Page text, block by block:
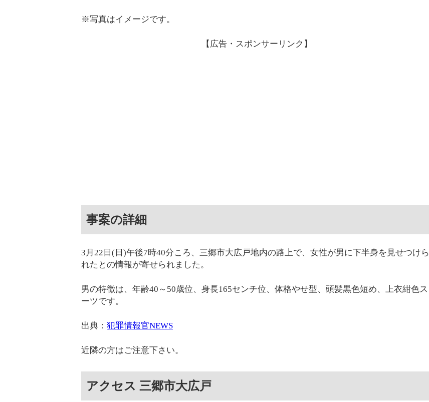
※写真はイメージです。
【広告・スポンサーリンク】
事案の詳細
3月22日(日)午後7時40分ころ、三郷市大広戸地内の路上で、女性が男に下半身を見せつけら
れたとの情報が寄せられました。
男の特徴は、年齢40～50歳位、身長165センチ位、体格やせ型、頭髪黒色短め、上衣紺色ス
ーツです。
出典： 犯罪情報官NEWS
近隣の方はご注意下さい。
アクセス 三郷市大広戸